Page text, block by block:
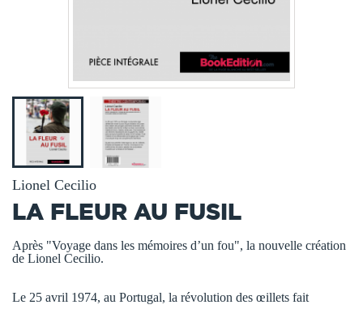
Lionel Cecilio
LA FLEUR AU FUSIL
Après "Voyage dans les mémoires d’un fou", la nouvelle création
de Lionel Cecilio.
Le 25 avril 1974, au Portugal, la révolution des œillets fait